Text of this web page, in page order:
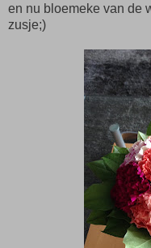
en nu bloemeke van de
zusje;)